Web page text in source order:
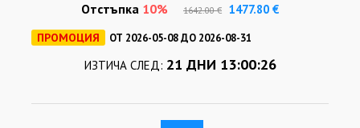
Отстъпка 10% 1642.00 € 1477.80 €
ПРОМОЦИЯ ОТ 2026-05-08 ДО 2026-08-31
ИЗТИЧА СЛЕД: 21 ДНИ 13:00:26